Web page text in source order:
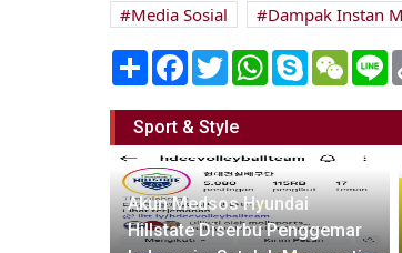
Media Sosial
Dampak Instan
Share Facebook
TwitterWhatsApp
SkypeWeChat
Sport & Style
Akun Medsos Hyundai
Hillstate Diserbu Penggemar